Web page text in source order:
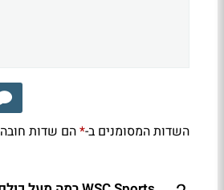
השדות המסומנים ב-*הם שדות חובה